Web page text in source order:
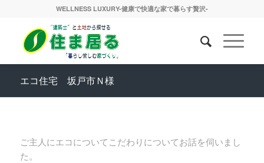
WELLNESS LUXURY-健康で快適な家で暮らす贅沢-
エコ住宅 坂戸市Ｎ様
ご主人にエコについてこだわりについてお話を伺いまし
た。